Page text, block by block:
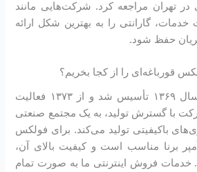
در تهران مراجعه کرد. شرکت‌هایی مانند
خدمات، گارانتی را به بهترین شکل ارائه
حفظ شود.
قورباغه‌ای را از کجا بخریم؟
شرکت برنا باتری در سال ۱۳۶۹ تأسیس شد و از ۱۳۷۳ فعالیت
با گسترش تولید، به یک مجتمع صنعتی
باکیفیتی تولید می‌کند. برای فولکس
باتری ۵۰ آمپر برنا مناسب است و کیفیت بالای آن،
خدمات فروش اینترنتی ما به صورت تمام